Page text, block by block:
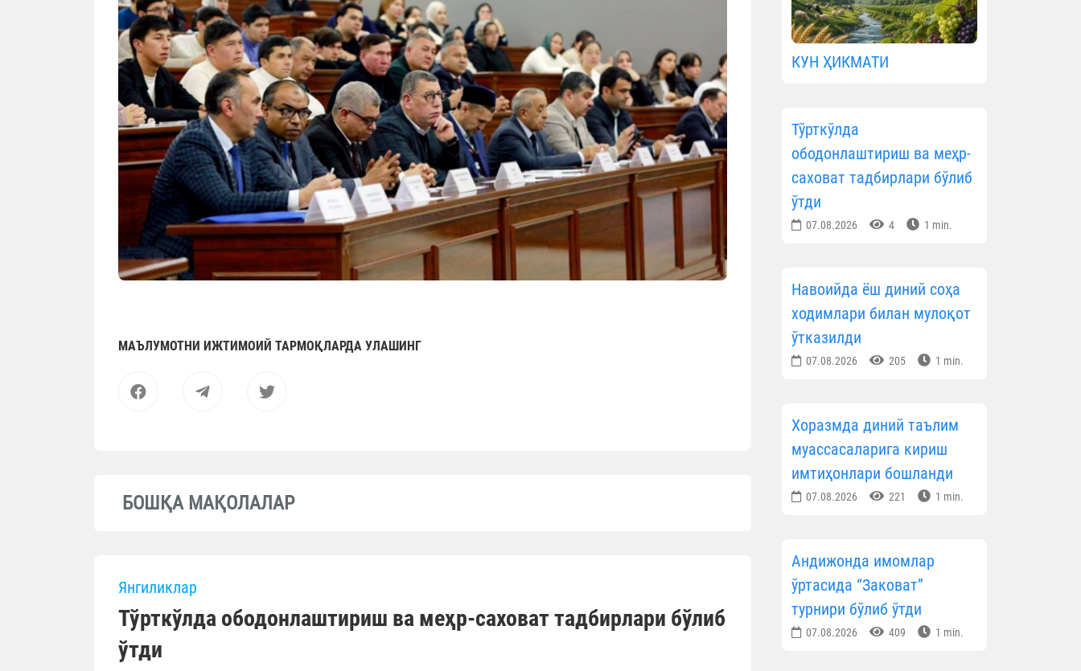
МАЪЛУМОТНИ ИЖТИМОИЙ ТАРМОҚЛАРДА УЛАШИНГ
БОШҚА МАҚОЛАЛАР
Янгиликлар
Тўрткўлда ободонлаштириш ва меҳр-саховат тадбирлари бўлиб
ўтди
КУН ҲИКМАТИ
Тўрткўлда
ободонлаштириш ва меҳр-
саховат тадбирлари бўлиб
ўтди
07.08.2026 4 1 min.
Навоийда ёш диний соҳа
ходимлари билан мулоқот
ўтказилди
07.08.2026 205 1 min.
Хоразмда диний таълим
муассасаларига кириш
имтиҳонлари бошланди
07.08.2026 221 1 min.
Андижонда имомлар
ўртасида “Заковат”
турнири бўлиб ўтди
07.08.2026 409 1 min.